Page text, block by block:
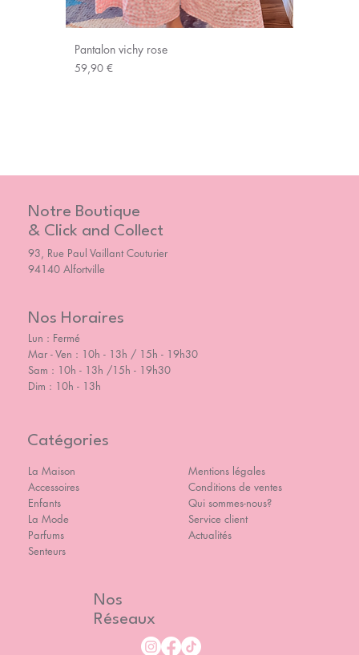
Pantalon vichy rose
Prix
59,90 €
Notre Boutique
& Click and Collect
93, Rue Paul Vaillant Couturier
94140 Alfortville
Nos Horaires
Lun : Fermé
Mar - Ven : 10h - 13h / 15h - 19h30
Sam : 10h - 13h /15h - 19h30
Dim : 10h - 13h
Catégories
La Maison
Accessoires
Enfants
La Mode
Parfums
Senteurs
Mentions légales
Conditions de ventes
Qui sommes-nous?
Service client
Actualités
Nos
Réseaux